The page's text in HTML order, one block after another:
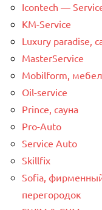
Icontech —
KM-Service
Luxury paradise,
MasterService
Mobilform,
Oil-service
Prince, сауна
Pro-Auto
Service Auto
Skillfix
Sofia,
перегородок